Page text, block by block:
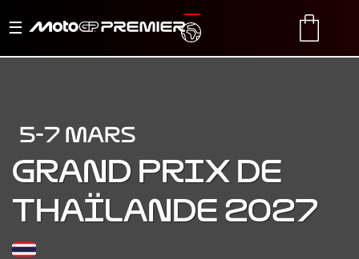
Basculer
navigation
TRANSLATE
5-7 MARS
Grand Prix de
Thaïlande 2027